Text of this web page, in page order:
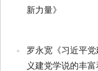
新力量》
罗永宽《习近平
义建党学说的丰富